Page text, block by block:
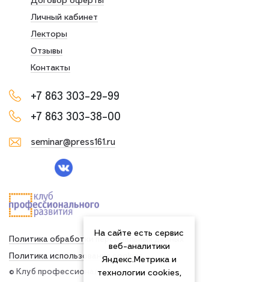
Политика обработки персональных данных
Политика использования сookies
© Клуб профессионального развития
Личный кабинет
Лекторы
Отзывы
Контакты
+7 863 303-29-99
+7 863 303-38-00
seminar@press161.ru
На сайте есть сервис
веб-аналитики
Яндекс.Метрика и
технологии cookies,